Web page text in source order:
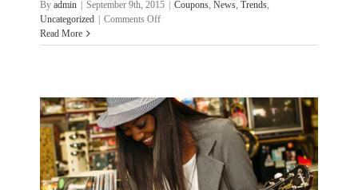
By admin | September 9th, 2015 | Coupons News Trends
Uncategorized | Comments Offon
ac
rutrum
Read More